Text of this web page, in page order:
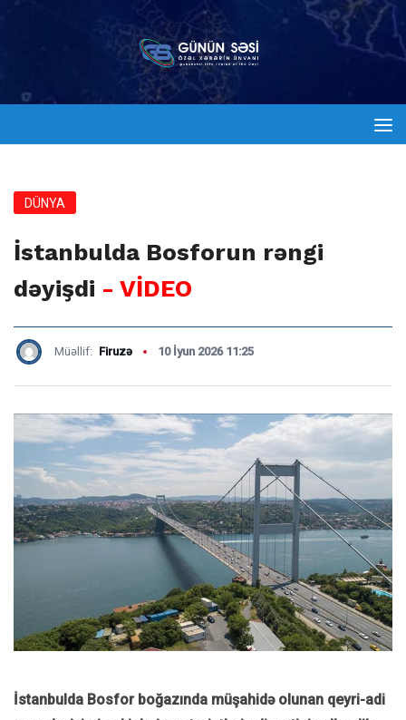
DÜNYA
İstanbulda Bosforun rəngi
dəyişdi - VİDEO
Müəllif: Firuzə 10 İyun 2026 11:25
İstanbulda Bosfor boğazında müşahidə olunan qeyri-adi